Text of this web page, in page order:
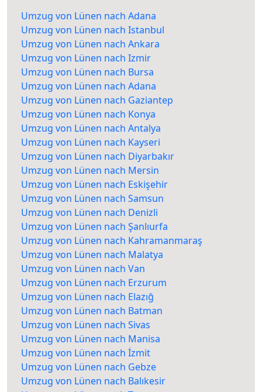
Umzug von Lünen nach Adana
Umzug von Lünen nach Istanbul
Umzug von Lünen nach Ankara
Umzug von Lünen nach Izmir
Umzug von Lünen nach Bursa
Umzug von Lünen nach Adana
Umzug von Lünen nach Gaziantep
Umzug von Lünen nach Konya
Umzug von Lünen nach Antalya
Umzug von Lünen nach Kayseri
Umzug von Lünen nach Diyarbakır
Umzug von Lünen nach Mersin
Umzug von Lünen nach Eskişehir
Umzug von Lünen nach Samsun
Umzug von Lünen nach Denizli
Umzug von Lünen nach Şanlıurfa
Umzug von Lünen nach Kahramanmaraş
Umzug von Lünen nach Malatya
Umzug von Lünen nach Van
Umzug von Lünen nach Erzurum
Umzug von Lünen nach Elazığ
Umzug von Lünen nach Batman
Umzug von Lünen nach Sivas
Umzug von Lünen nach Manisa
Umzug von Lünen nach İzmit
Umzug von Lünen nach Gebze
Umzug von Lünen nach Balıkesir